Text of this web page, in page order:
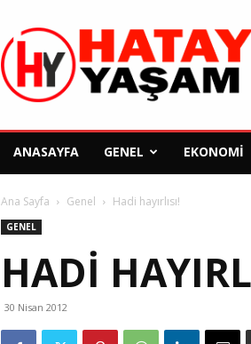
Hatay
Yaşam
Gazetesi
ANASAYFA GENEL EKONOMI
Ana Sayfa Genel Hadi hayırlısı!
GENEL
HADI
30 Nisan 2012